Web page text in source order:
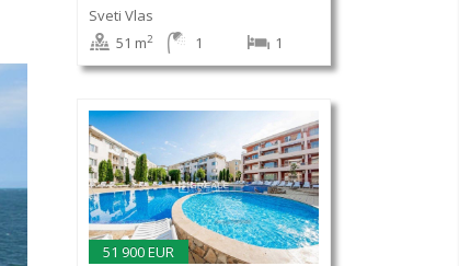
Sveti Vlas
51 m2 1 1
51 900 EUR